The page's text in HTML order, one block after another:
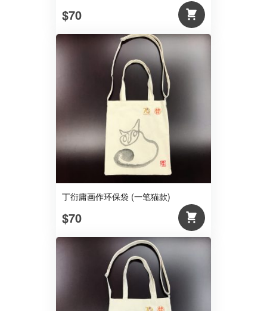
$70
丁衍庸画作环保袋 (一笔猫款)
$70